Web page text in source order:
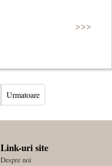
>>>
Urmatoare
Link-uri site
Despre noi